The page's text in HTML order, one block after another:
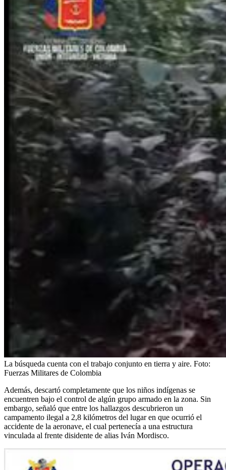
La búsqueda cuenta con el trabajo conjunto en tierra y aire. Foto:
Fuerzas Militares de Colombia
Además, descartó completamente que los niños indígenas se
encuentren bajo el control de algún grupo armado en la zona. Sin
embargo, señaló que entre los hallazgos descubrieron un
campamento ilegal a 2,8 kilómetros del lugar en que ocurrió el
accidente de la aeronave, el cual pertenecía a una estructura
vinculada al frente disidente de alias Iván Mordisco.